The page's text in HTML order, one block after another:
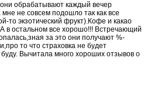
обрабатывают каждый вечер
не совсем подошло так как все
то экзотический фрукт).Кофе и какао
в остальном все хорошо!!! Встречающий
за это они получают %-
то что страховка не будет
Вычитала много хороших отзывов о